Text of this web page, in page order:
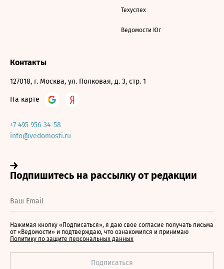
Техуспех
Ведомости Юг
Контакты
127018, г. Москва, ул. Полковая, д. 3, стр. 1
На карте
+7 495 956-34-58
info@vedomosti.ru
Нажимая кнопку «Подписаться», я даю свое согласие получать письма
от «Ведомости» и подтверждаю, что ознакомился и принимаю
Политику по защите персональных данных